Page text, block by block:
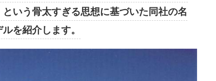
いう骨太すぎる思想に基づいた同社の名
を紹介します。